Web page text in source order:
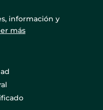
información y
más